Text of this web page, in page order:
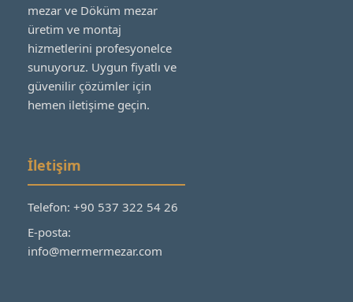
mezar ve Döküm mezar
üretim ve montaj
hizmetlerini profesyonelce
sunuyoruz. Uygun fiyatlı ve
güvenilir çözümler için
hemen iletişime geçin.
İletişim
Telefon: +90 537 322 54 26
E-posta:
info@mermermezar.com